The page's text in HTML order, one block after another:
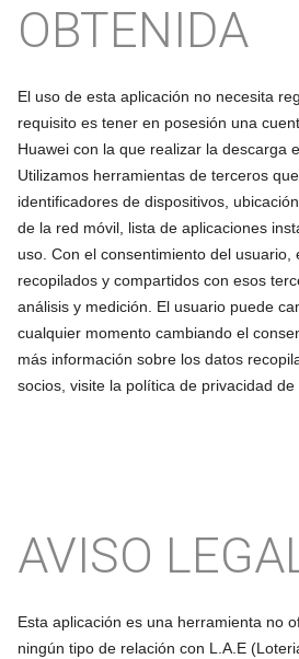
OBTENIDA
El uso de esta aplicación no necesita
requisito es tener en posesión una
Huawei con la que realizar la descarga
Utilizamos herramientas de terceros
identificadores de dispositivos,
de la red móvil, lista de aplicaciones
uso. Con el consentimiento del usuario,
recopilados y compartidos con esos
análisis y medición. El usuario puede
cualquier momento cambiando el
más información sobre los datos
socios, visite la política de privacidad de
AVISO
Esta aplicación es una herramienta no
ningún tipo de relación con L.A.E